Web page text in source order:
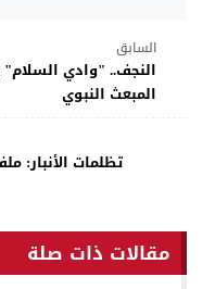
السابق
النجف.. "وادي
المبعث النبوي
مقالات ذات صلة